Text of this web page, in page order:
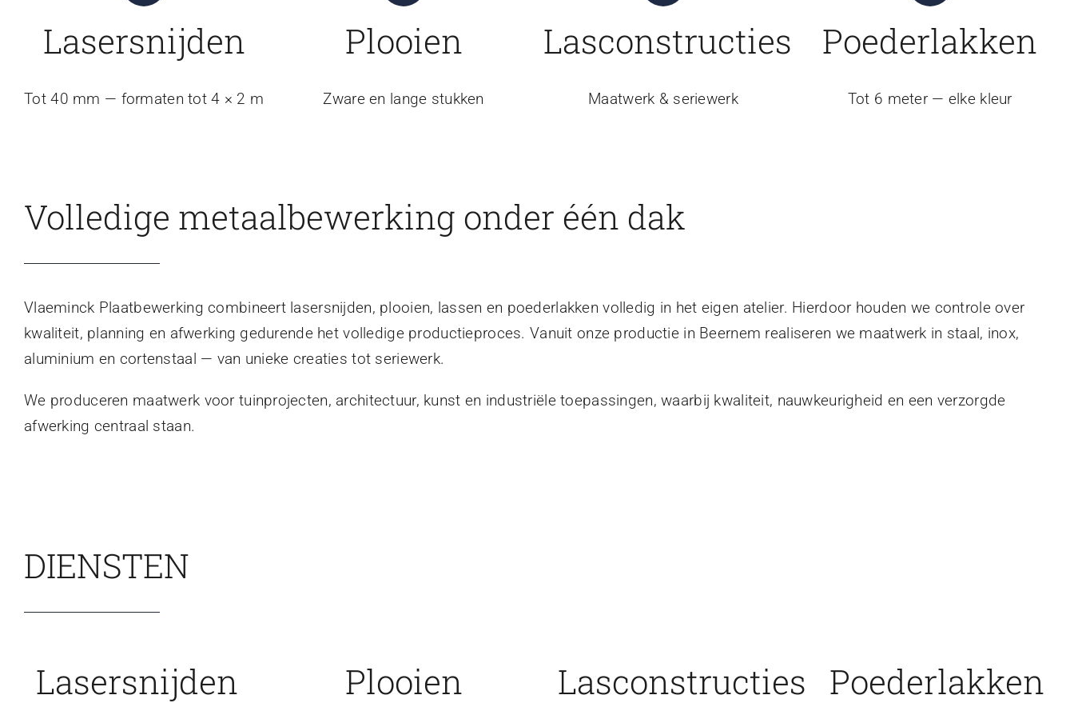
Lasersnijden
Tot 40 mm — formaten tot 4 × 2 m
Plooien
Zware en lange stukken
Lasconstructies
Maatwerk & seriewerk
Poederlakken
Tot 6 meter — elke kleur
Volledige metaalbewerking onder één dak
Vlaeminck Plaatbewerking combineert lasersnijden, plooien, lassen en poederlakken volledig in het eigen atelier. Hierdoor houden we controle over
kwaliteit, planning en afwerking gedurende het volledige productieproces. Vanuit onze productie in Beernem realiseren we maatwerk in staal, inox,
aluminium en cortenstaal — van unieke creaties tot seriewerk.
We produceren maatwerk voor tuinprojecten, architectuur, kunst en industriële toepassingen, waarbij kwaliteit, nauwkeurigheid en een verzorgde
afwerking centraal staan.
DIENSTEN
Lasersnijden Plooien Lasconstructies Poederlakken